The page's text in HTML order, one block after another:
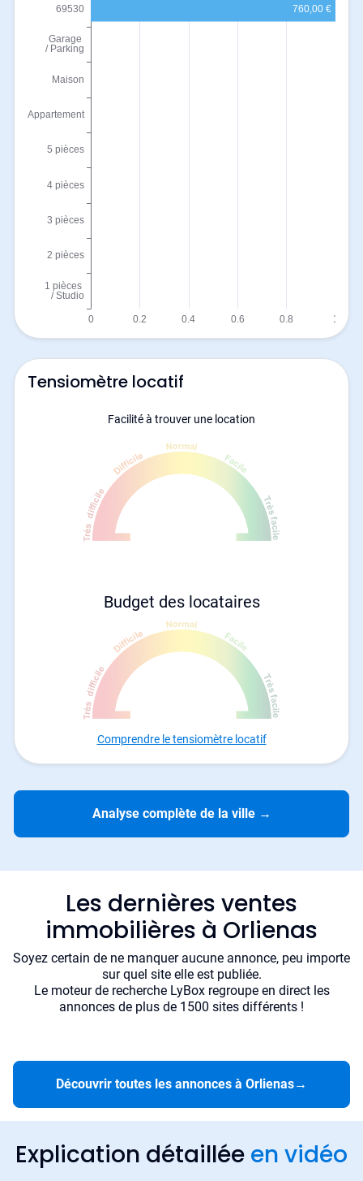
Tensiomètre locatif
Facilité à trouver une location
Budget des locataires
Comprendre le tensiomètre locatif
Analyse complète de la ville →
Les dernières ventes
immobilières à Orlienas
Soyez certain de ne manquer aucune annonce, peu importe
sur quel site elle est publiée.
Le moteur de recherche LyBox regroupe en direct les
annonces de plus de 1500 sites différents !
Découvrir toutes les annonces à Orlienas→
Explication détaillée en vidéo